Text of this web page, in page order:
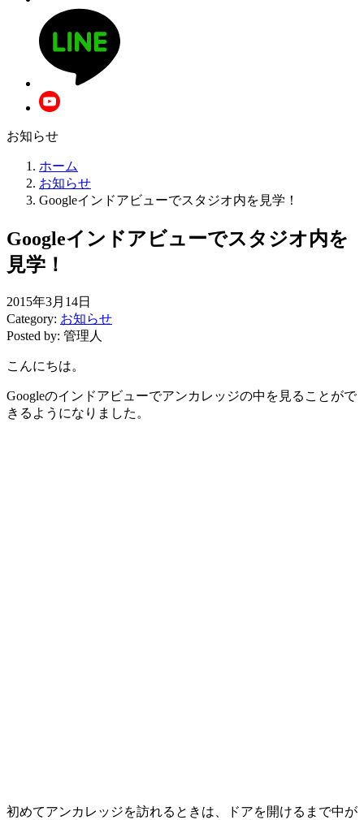
お知らせ
ホーム
お知らせ
Googleインドアビューでスタジオ内を見学！
Googleインドアビューでスタジオ内を
見学！
2015年3月14日
Category: お知らせ
Posted by: 管理人
こんにちは。
Googleのインドアビューでアンカレッジの中を見ることがで
きるようになりました。
初めてアンカレッジを訪れるときは、ドアを開けるまで中が